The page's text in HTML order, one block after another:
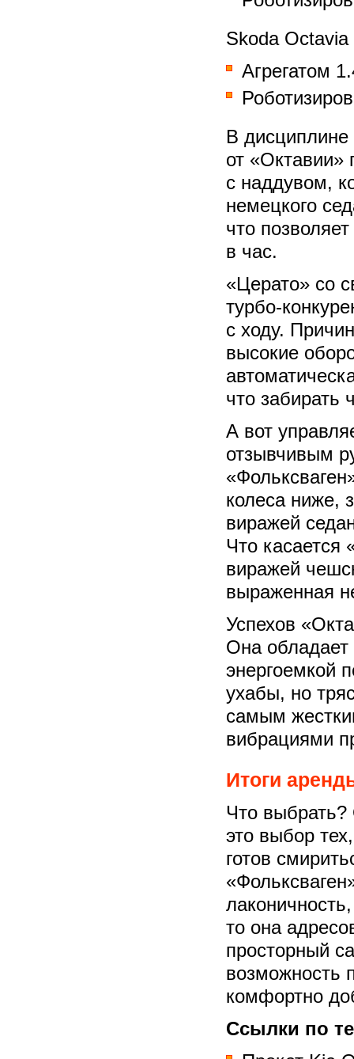
Skoda Octavia
Агрегатом
В дисциплине
от «Октавии»
с наддувом,
немецкого
что
в час.
«Церато» со
турбо-
с ходу.
высокие
что забирать
А вот
отзывчивым
колеса ниже,
виражей
Что касается
виражей
выраженная
Успехов
Она обладает
энергоемкой
ухабы, но
самым
вибрациями
Итоги
Что выбрать?
это выбор
готов
то она
просторный
возможность
комфортно
Ссылки по